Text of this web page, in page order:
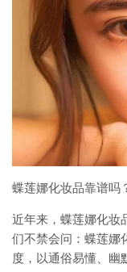
蝶莲娜化妆品靠谱吗
近年来，蝶莲娜化妆
们不禁会问：蝶莲娜
度，以通俗易懂、幽